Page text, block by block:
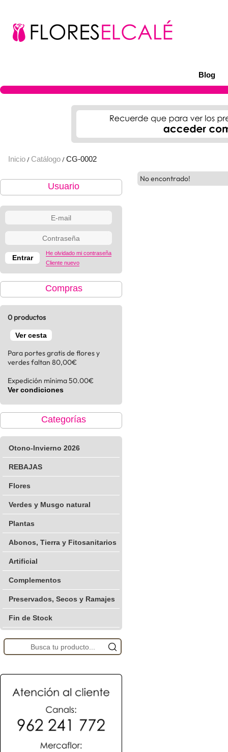
Blog
Inicio / Catálogo / CG-0002
Usuario
He olvidado mi contraseña
Cliente nuevo
Compras
0 productos
Ver cesta
Para portes gratis de flores y
verdes faltan 80,00€
Expedición mínima 50.00€
Ver condiciones
Categorías
Otono-Invierno 2026
REBAJAS
Flores
Verdes y Musgo natural
Plantas
Abonos, Tierra y Fitosanitarios
Artificial
Complementos
Preservados, Secos y Ramajes
Fin de Stock
No encontrado!